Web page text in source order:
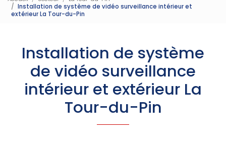
Installation de système de vidéo surveillance intérieur et
extérieur La Tour-du-Pin
Installation de système
de vidéo surveillance
intérieur et extérieur La
Tour-du-Pin